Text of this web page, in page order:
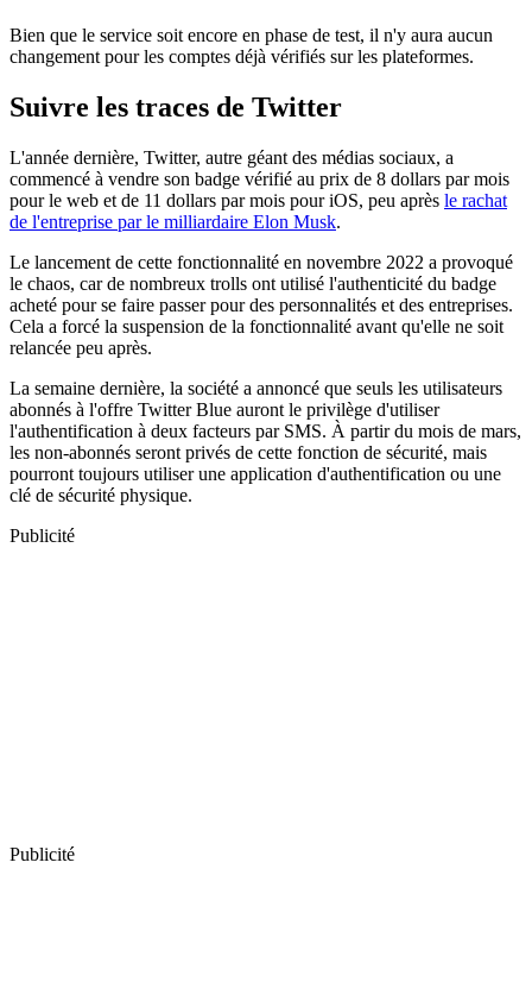
Bien que le service soit encore en phase de test, il n'y aura aucun
changement pour les comptes déjà vérifiés sur les plateformes.
Suivre les traces de Twitter
L'année dernière, Twitter, autre géant des médias sociaux, a
commencé à vendre son badge vérifié au prix de 8 dollars par mois
pour le web et de 11 dollars par mois pour iOS, peu après le rachat
de l'entreprise par le milliardaire Elon Musk.
Le lancement de cette fonctionnalité en novembre 2022 a provoqué
le chaos, car de nombreux trolls ont utilisé l'authenticité du badge
acheté pour se faire passer pour des personnalités et des entreprises.
Cela a forcé la suspension de la fonctionnalité avant qu'elle ne soit
relancée peu après.
La semaine dernière, la société a annoncé que seuls les utilisateurs
abonnés à l'offre Twitter Blue auront le privilège d'utiliser
l'authentification à deux facteurs par SMS. À partir du mois de mars,
les non-abonnés seront privés de cette fonction de sécurité, mais
pourront toujours utiliser une application d'authentification ou une
clé de sécurité physique.
Publicité
Publicité